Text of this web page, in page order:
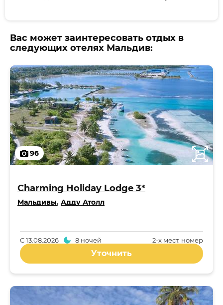
Вас может заинтересовать отдых в
следующих отелях Мальдив:
96
Charming Holiday Lodge 3*
Мальдивы, Адду Атолл
2-x мест. номер
С13.08.2026 8 ночей
Уточнить